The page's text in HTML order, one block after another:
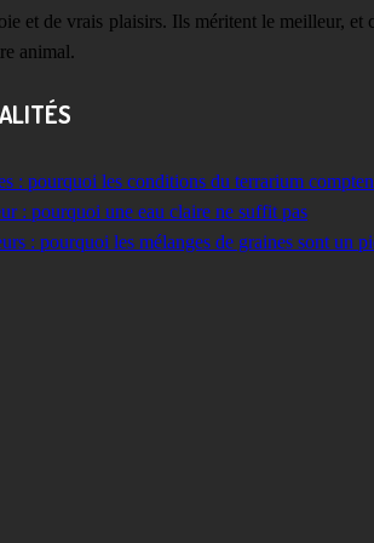
et de vrais plaisirs. Ils méritent le meilleur,
animal.
: pourquoi les conditions du terrarium
: pourquoi une eau claire ne suffit pas
: pourquoi les mélanges de graines sont un